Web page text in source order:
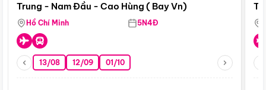
Trung - Nam Đầu - Cao Hùng ( Bay Vn)
Hồ Chí Minh 5N4Đ
13/08 12/09 01/10